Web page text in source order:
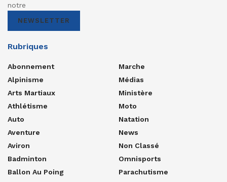
notre
NEWSLETTER
Rubriques
Abonnement
Alpinisme
Arts Martiaux
Athlétisme
Auto
Aventure
Aviron
Badminton
Ballon Au Poing
Marche
Médias
Ministère
Moto
Natation
News
Non Classé
Omnisports
Parachutisme